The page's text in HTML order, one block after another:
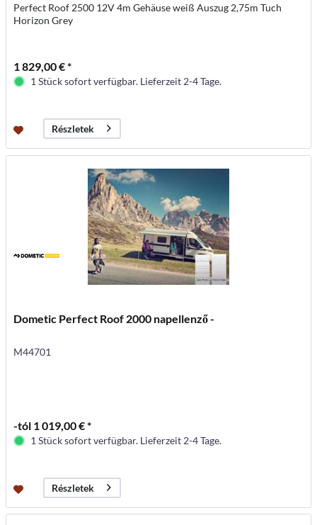
Perfect Roof 2500 12V 4m Gehäuse weiß Auszug 2,75m Tuch
Horizon Grey
1 829,00 € *
1 Stück sofort verfügbar. Lieferzeit 2-4 Tage.
Részletek
Dometic Perfect Roof 2000 napellenző -
M44701
-tól 1 019,00 € *
1 Stück sofort verfügbar. Lieferzeit 2-4 Tage.
Részletek